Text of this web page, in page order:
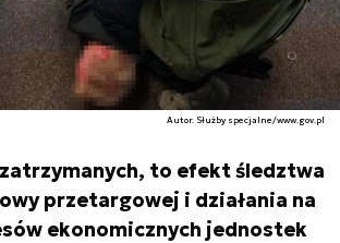
Autor. Służby specjalne/www.gov.pl
to efekt śledztwa
przetargowej i działania na
ekonomicznych jednostek